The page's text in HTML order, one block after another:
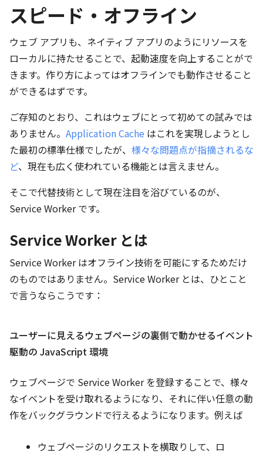
スピード・オフライン
ウェブ アプリも、ネイティブ アプリのようにリソースを
ローカルに持たせることで、起動速度を向上することがで
きます。作り方によってはオフラインでも動作させること
ができるはずです。
ご存知のとおり、これはウェブにとって初めての試みでは
ありません。 Application Cache はこれを実現しようとし
た最初の標準仕様でしたが、 様々な問題点が指摘されるな
ど、現在も広く使われている機能とは言えません。
そこで代替技術として現在注目を浴びているのが、
Service Worker です。
Service Worker とは
Service Worker はオフライン技術を可能にするためだけ
のものではありません。Service Worker とは、ひとこと
で言うならこうです：
ユーザーに見えるウェブページの裏側で動かせるイベント
駆動の JavaScript 環境
ウェブページで Service Worker を登録することで、様々
なイベントを受け取れるようになり、それに伴い任意の動
作をバックグラウンドで行えるようになります。例えば
ウェブページのリクエストを横取りして、ロ